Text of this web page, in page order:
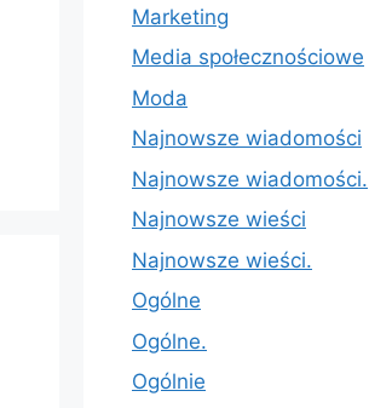
Marketing
Media społecznościowe
Moda
Najnowsze wiadomości
Najnowsze wiadomości.
Najnowsze wieści
Najnowsze wieści.
Ogólne
Ogólne.
Ogólnie